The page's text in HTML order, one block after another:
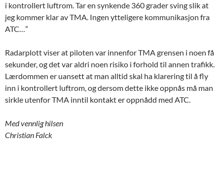
i kontrollert luftrom. Tar en synkende 360 grader sving slik at
jeg kommer klar av TMA. Ingen ytteligere kommunikasjon fra
ATC…”
Radarplott viser at piloten var innenfor TMA grensen i noen få
sekunder, og det var aldri noen risiko i forhold til annen trafikk.
Lærdommen er uansett at man alltid skal ha klarering til å fly
inn i kontrollert luftrom, og dersom dette ikke oppnås må man
sirkle utenfor TMA inntil kontakt er oppnådd med ATC.
Med vennlig hilsen
Christian Falck